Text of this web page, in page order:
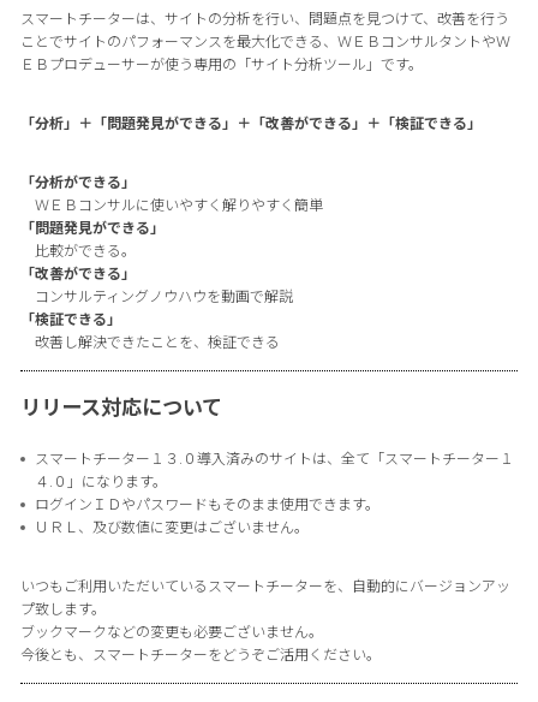
スマートチーターは、サイトの分析を行い、問題点を見つけて、改善を行う
ことでサイトのパフォーマンスを最大化できる、ＷＥＢコンサルタントやＷ
ＥＢプロデューサーが使う専用の「サイト分析ツール」です。
「分析」＋「問題発見ができる」＋「改善ができる」＋「検証できる」
「分析ができる」
ＷＥＢコンサルに使いやすく解りやすく簡単
「問題発見ができる」
比較ができる。
「改善ができる」
コンサルティングノウハウを動画で解説
「検証できる」
改善し解決できたことを、検証できる
リリース対応について
スマートチーター１３.０導入済みのサイトは、全て「スマートチーター１
４.０」になります。
ログインＩＤやパスワードもそのまま使用できます。
ＵＲＬ、及び数値に変更はございません。
いつもご利用いただいているスマートチーターを、自動的にバージョンアッ
プ致します。
ブックマークなどの変更も必要ございません。
今後とも、スマートチーターをどうぞご活用ください。